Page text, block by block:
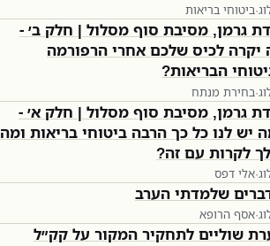
·ביטוחי בריאות
גרמן, מסיבת סוף מסלול | חלק ב׳ -
יקרה לכיס שלכם אחרי הרפורמה
הבריאות?
·בחירת מנתח
גרמן, מסיבת סוף מסלול | חלק א׳ -
יש לנו כל כך הרבה ביטוחי בריאות ומה
לקרות עם זה?
·אלי דפס
·אסף הרופא
שוליים לתחקיר המקור על קק״ל